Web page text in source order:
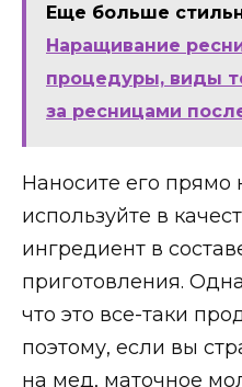
Еще больше
Наращивание
процедуры, виды
за ресницами
Наносите его прямо
используйте в
ингредиент в
приготовления.
что это все-таки
поэтому, если вы
на мед, маточное